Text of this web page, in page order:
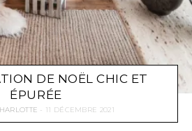
DE NOËL CHIC ET
ÉPURÉE
11 DÉCEMBRE 2021